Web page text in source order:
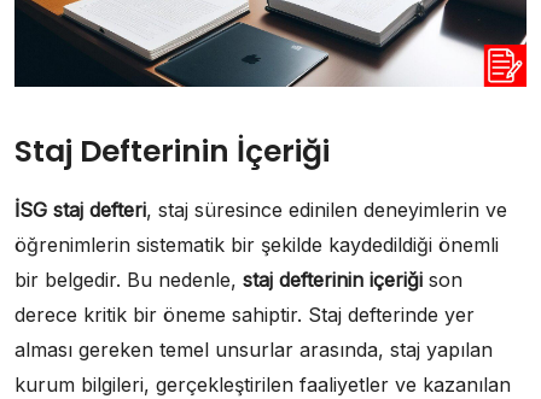
Staj Defterinin İçeriği
İSG staj defteri, staj süresince edinilen deneyimlerin ve
öğrenimlerin sistematik bir şekilde kaydedildiği önemli
bir belgedir. Bu nedenle, staj defterinin içeriği son
derece kritik bir öneme sahiptir. Staj defterinde yer
alması gereken temel unsurlar arasında, staj yapılan
kurum bilgileri, gerçekleştirilen faaliyetler ve kazanılan